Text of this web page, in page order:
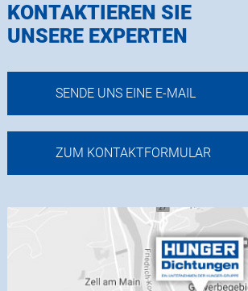
KONTAKTIEREN SIE
UNSERE EXPERTEN
SENDE UNS EINE E-MAIL
ZUM KONTAKTFORMULAR